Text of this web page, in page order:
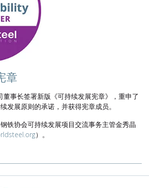
章
董事长签署新版《可持续发展宪章》，重申了
发展原则的承诺，并获得宪章成员。
铁协会可持续发展项目交流事务主管金秀晶
）。